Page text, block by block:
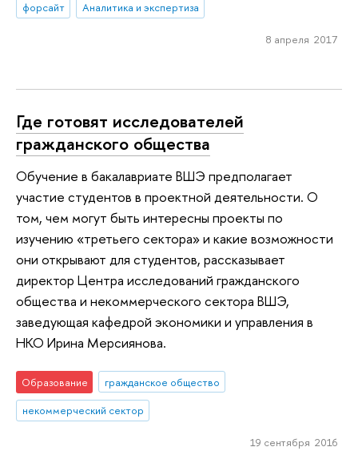
форсайт
Аналитика и экспертиза
8 апреля 2017
Где готовят исследователей
гражданского общества
Обучение в бакалавриате ВШЭ предполагает
участие студентов в проектной деятельности. О
том, чем могут быть интересны проекты по
изучению «третьего сектора» и какие возможности
они открывают для студентов, рассказывает
директор Центра исследований гражданского
общества и некоммерческого сектора ВШЭ,
заведующая кафедрой экономики и управления в
НКО Ирина Мерсиянова.
Образование
гражданское общество
некоммерческий сектор
19 сентября 2016